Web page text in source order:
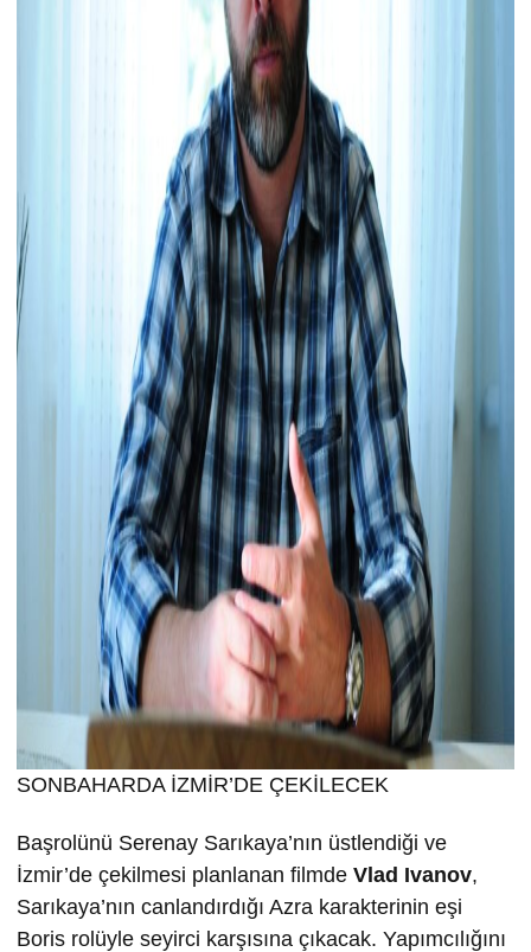
SONBAHARDA İZMİR’DE ÇEKİLECEK
Başrolünü Serenay Sarıkaya’nın üstlendiği ve
İzmir’de çekilmesi planlanan filmde Vlad Ivanov,
Sarıkaya’nın canlandırdığı Azra karakterinin eşi
Boris rolüyle seyirci karşısına çıkacak. Yapımcılığını